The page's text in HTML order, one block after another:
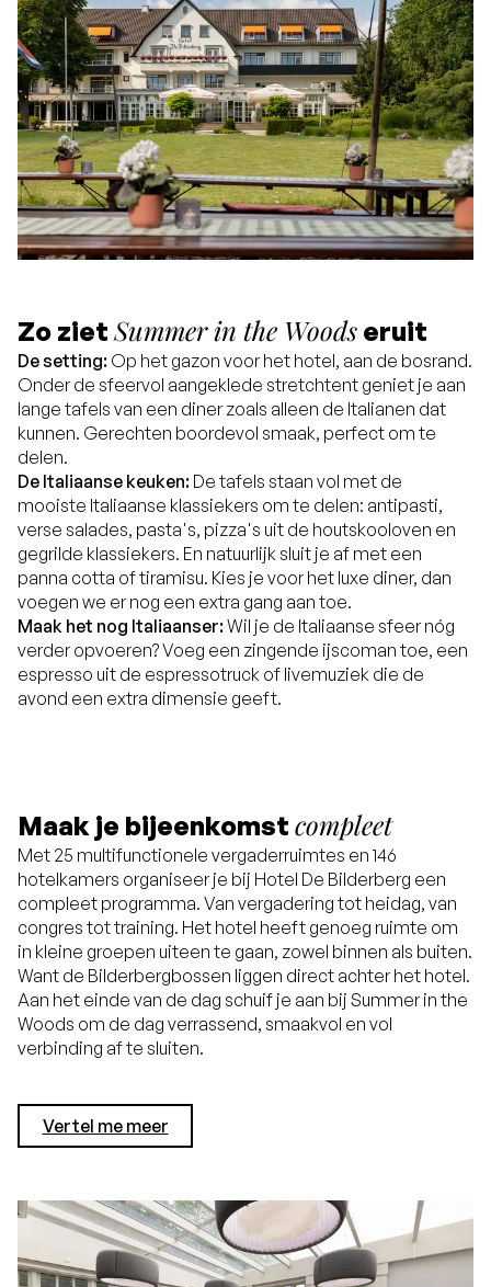
Zo ziet Summer in the Woods eruit
De setting: Op het gazon voor het hotel, aan de bosrand.
Onder de sfeervol aangeklede stretchtent geniet je aan
lange tafels van een diner zoals alleen de Italianen dat
kunnen. Gerechten boordevol smaak, perfect om te
delen.
De Italiaanse keuken: De tafels staan vol met de
mooiste Italiaanse klassiekers om te delen: antipasti,
verse salades, pasta's, pizza's uit de houtskooloven en
gegrilde klassiekers. En natuurlijk sluit je af met een
panna cotta of tiramisu. Kies je voor het luxe diner, dan
voegen we er nog een extra gang aan toe.
Maak het nog Italiaanser:Wil je de Italiaanse sfeer nóg
verder opvoeren? Voeg een zingende ijscoman toe, een
espresso uit de espressotruck of livemuziek die de
avond een extra dimensie geeft.
Maak je bijeenkomst compleet
Met 25 multifunctionele vergaderruimtes en 146
hotelkamers organiseer je bij Hotel De Bilderberg een
compleet programma. Van vergadering tot heidag, van
congres tot training. Het hotel heeft genoeg ruimte om
in kleine groepen uiteen te gaan, zowel binnen als buiten.
Want de Bilderbergbossen liggen direct achter het hotel.
Aan het einde van de dag schuif je aan bij Summer in the
Woods om de dag verrassend, smaakvol en vol
verbinding af te sluiten.
Vertel me meer